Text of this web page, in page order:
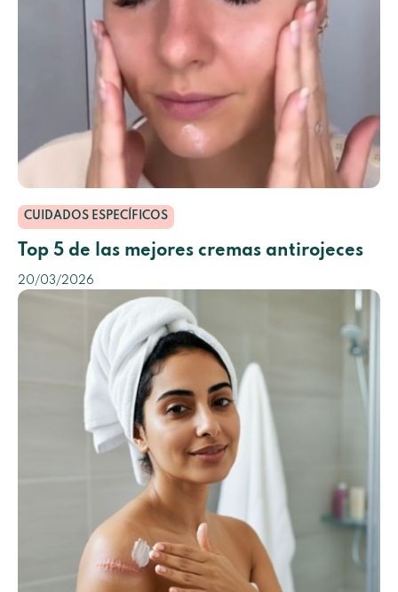
CUIDADOS ESPECÍFICOS
Top 5 de las mejores cremas antirojeces
20/03/2026